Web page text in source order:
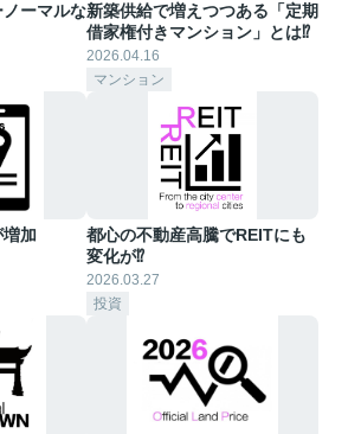
ーマルな新築供給で増えつつある「定期
借家権付きマンション」とは⁉︎
2026.04.16
マンション
加
都心の不動産高騰でREITにも
変化が⁉︎
2026.03.27
投資